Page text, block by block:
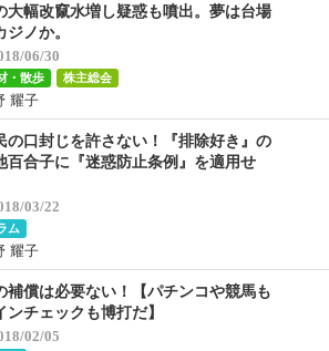
大幅改竄水増し疑惑も噴出。夢は台場
ジノか。
06/30
・散歩 株主総会
耀子
の口封じを許さない！『排除好き』の
百合子に『迷惑防止条例』を適用せ
03/22
ム
耀子
補償は必要ない！【パチンコや競馬も
ンチェックも博打だ】
02/05